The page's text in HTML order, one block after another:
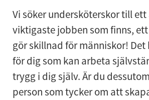
Vi söker undersköterskor till ett
viktigaste jobben som finns,
gör skillnad för människor!
för dig som kan arbeta
trygg i dig själv. Är du
person som tycker om att